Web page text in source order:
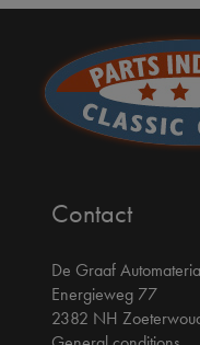
Contact
De Graaf
Energieweg 77
2382 NH